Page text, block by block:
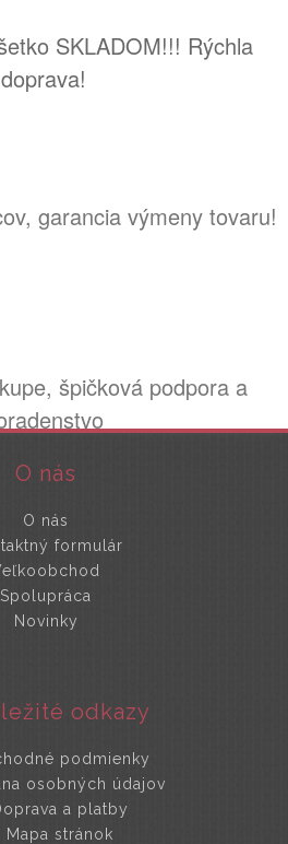
SKLADOM!!! Rýchla
doprava!
garancia výmeny tovaru!
špičková podpora a
O nás
O nás
formulár
Spolupráca
Novinky
odkazy
podmienky
osobných údajov
a platby
Mapa stránok